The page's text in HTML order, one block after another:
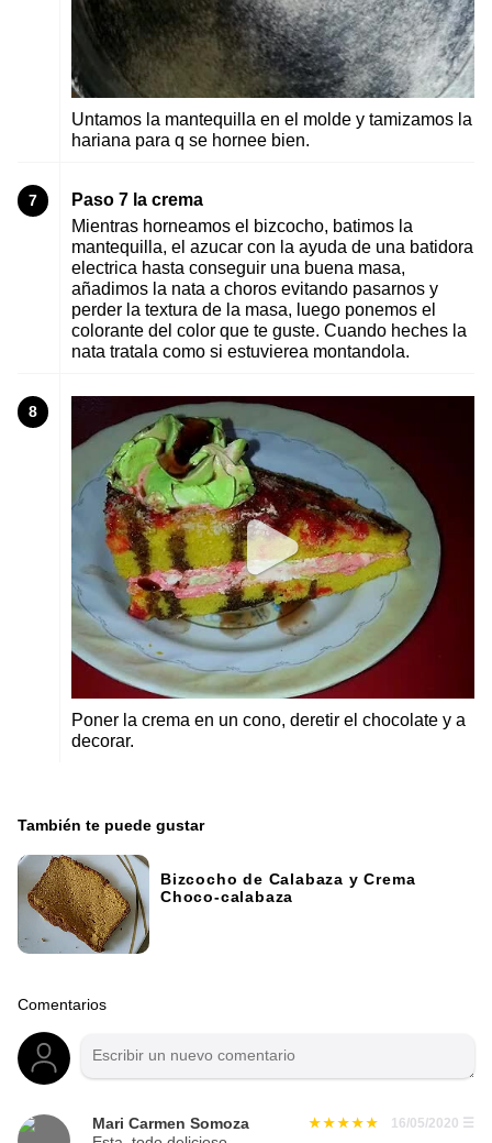
Untamos la mantequilla en el molde y tamizamos la
hariana para q se hornee bien.
7
Paso 7 la crema
Mientras horneamos el bizcocho, batimos la
mantequilla, el azucar con la ayuda de una batidora
electrica hasta conseguir una buena masa,
añadimos la nata a choros evitando pasarnos y
perder la textura de la masa, luego ponemos el
colorante del color que te guste. Cuando heches la
nata tratala como si estuvierea montandola.
8
Poner la crema en un cono, deretir el chocolate y a
decorar.
También te puede gustar
Bizcocho de Calabaza y Crema
Choco-calabaza
Comentarios
Mari Carmen Somoza 16/05/2020 ☰